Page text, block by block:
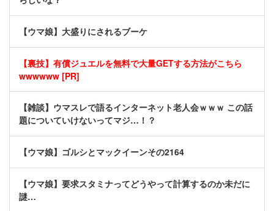
【ウマ娘】大盛りにされるブーケ
【裏技】有償ジュエルを無料で大量GETする方法がこちら
wwwwww [PR]
【雑談】ウマスレで語るインターネット老人会ｗｗｗ この話
題についていけないってマジ…！？
【ウマ娘】ゴルシとマックイーンその2164
【ウマ娘】要求スタミナってどうやって計算するのか未だに
謎…